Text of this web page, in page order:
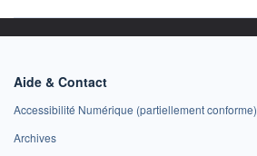
Aide & Contact
Accessibilité Numérique (partiellement conforme)
Archives